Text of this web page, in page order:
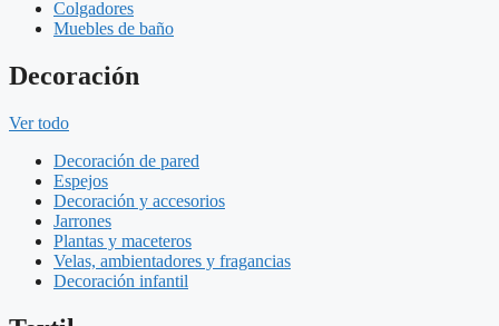
Colgadores
Muebles de baño
Decoración
Ver todo
Decoración de pared
Espejos
Decoración y accesorios
Jarrones
Plantas y maceteros
Velas, ambientadores y fragancias
Decoración infantil